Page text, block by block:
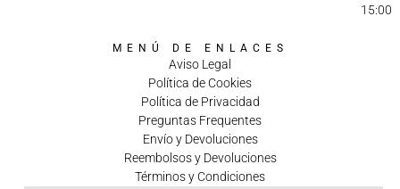
15:00
MENÚ DE ENLACES
Aviso Legal
Política de Cookies
Política de Privacidad
Preguntas Frequentes
Envío y Devoluciones
Reembolsos y Devoluciones
Términos y Condiciones